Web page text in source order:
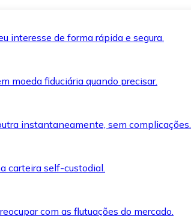
interesse de forma rápida e segura.
moeda fiduciária quando precisar.
instantaneamente, sem complicações.
carteira self-custodial.
com as flutuações do mercado.